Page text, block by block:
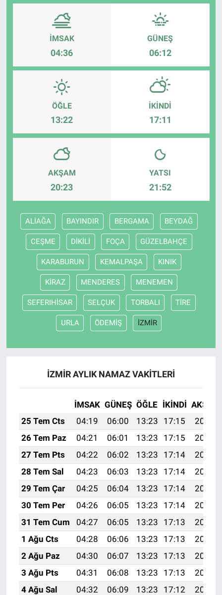
İMSAK
04:36
GÜNEŞ
06:12
ÖĞLE
13:22
İKINDI
17:11
AKŞAM
20:23
YATSI
21:52
ALİAĞA BAYINDIR BERGAMA BEYDAĞ
CEŞME DİKİLİ FOÇA GÜZELBAHÇE
KARABURUN KEMALPAŞA KINIK
KİRAZ MENDERES MENEMEN
SEFERIHİSAR SELÇUK TORBALI TİRE
URLA ÖDEMİŞ İZMİR
İZMİR AYLIK NAMAZ VAKITLERI
İMSAK GÜNEŞ ÖĞLE İKINDI AKŞAM
25 Tem Cts
04:19 06:00 13:23 17:15
20:36
26 Tem Paz
04:21 06:01 13:23 17:15
20:35
27 Tem Pts
04:22 06:02 13:23 17:14
20:34
28 Tem Sal
04:23 06:03 13:23 17:14
20:33
29 Tem Çar
04:25 06:04 13:23 17:14
20:32
30 Tem Per
04:26 06:05 13:23 17:14
20:31
31 Tem Cum
04:27 06:05 13:23 17:13
20:30
1 Ağu Cts
04:28 06:06 13:23 17:13
20:29
2 Ağu Paz
04:30 06:07 13:23 17:13
20:28
3 Ağu Pts
04:31 06:08 13:23 17:13
20:27
4 Ağu Sal
04:32 06:09 13:23 17:12
20:26